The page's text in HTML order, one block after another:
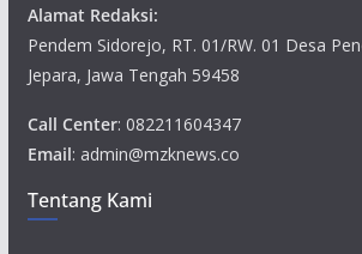
Alamat Redaksi:
Pendem Sidorejo, RT. 01/RW. 01 Desa
Jepara, Jawa Tengah 59458
Call Center: 082211604347
Email: admin@mzknews.co
Tentang Kami